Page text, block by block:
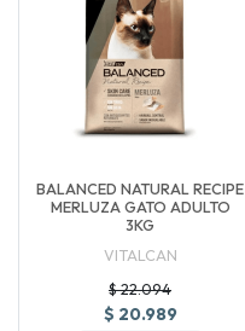
BALANCED NATURAL RECIPE
MERLUZA GATO ADULTO
3KG
VITALCAN
$ 22.094
$ 20.989